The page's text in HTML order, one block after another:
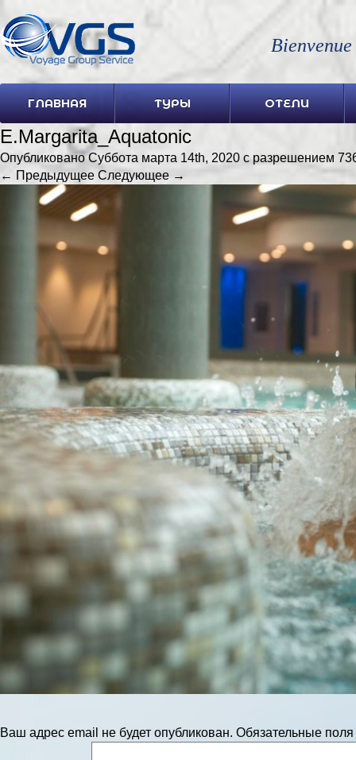
ГЛАВНАЯ ТУРЫ ОТЕЛИ
E.Margarita_Aquatonic
ОпубликованоСуббота марта 14th, 2020 с разрешением
← Предыдущее Следующее →
Ваш адрес email не будет опубликован. Обязательные